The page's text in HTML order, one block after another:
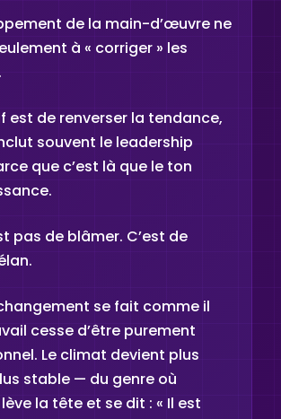
de la main-d’œuvre ne
à « corriger » les
est de renverser la tendance,
souvent le leadership
que c’est là que le ton
pas de blâmer. C’est de
se fait comme il
cesse d’être purement
Le climat devient plus
stable — du genre où
la tête et se dit : « Il est